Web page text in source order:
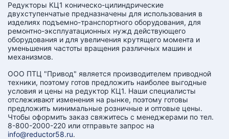
Редукторы КЦ1 коническо-цилиндрические
двухступенчатые предназначены для использования в
изделиях подъемно-транспортного оборудования, для
ремонтно-эксплуатационных нужд действующего
оборудования и для увеличения крутящего момента и
уменьшения частоты вращения различных машин и
механизмов.
ООО ПТЦ "Привод" является производителем приводной
техники, поэтому готов предложить наиболее выгодные
условия и цены на редуктор КЦ1. Наши специалисты
отслеживают изменения на рынке, поэтому готовы
предложить минимальные розничные и оптовые цены.
Чтобы оформить заказ свяжитесь с менеджерами по тел.
8-800-2000-220 или отправьте запрос на
info@reductor58.ru.